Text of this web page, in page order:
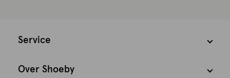
Service
Over Shoeby